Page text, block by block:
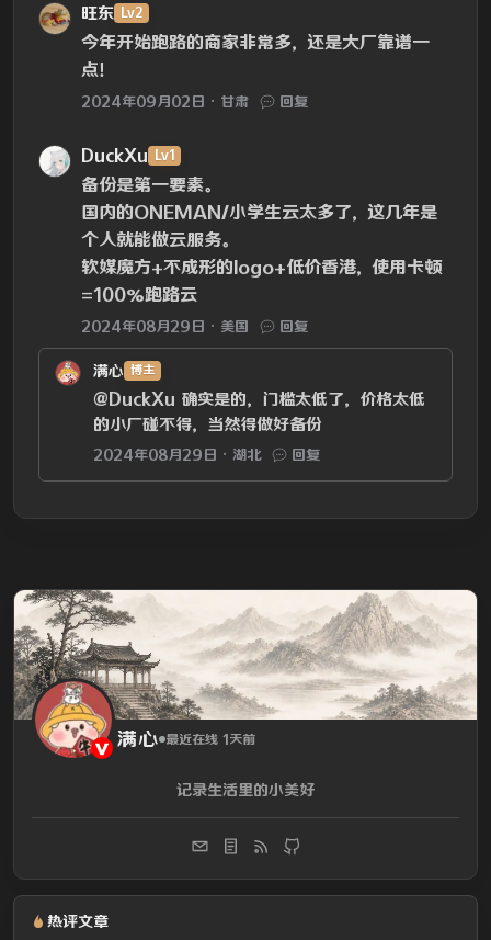
旺东 Lv2
今年开始跑路的商家非常多，还是大厂靠谱一
点！
2024年09月02日 甘肃 回复
DuckXu Lv1
备份是第一要素。
国内的ONEMAN/小学生云太多了，这几年是
个人就能做云服务。
软媒魔方+不成形的logo+低价香港，使用卡顿
=100%跑路云
2024年08月29日 美国 回复
满心 博主
@DuckXu 确实是的，门槛太低了，价格太低
的小厂碰不得，当然得做好备份
2024年08月29日 湖北 回复
满心 最近在线 1天前
记录生活里的小美好
热评文章